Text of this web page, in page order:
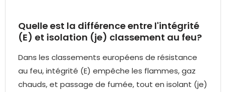
Quelle est la différence entre l'intégrité
(E) et isolation (je) classement au feu?
Dans les classements européens de résistance
au feu, intégrité (E) empêche les flammes, gaz
chauds, et passage de fumée, tout en isolant (je)